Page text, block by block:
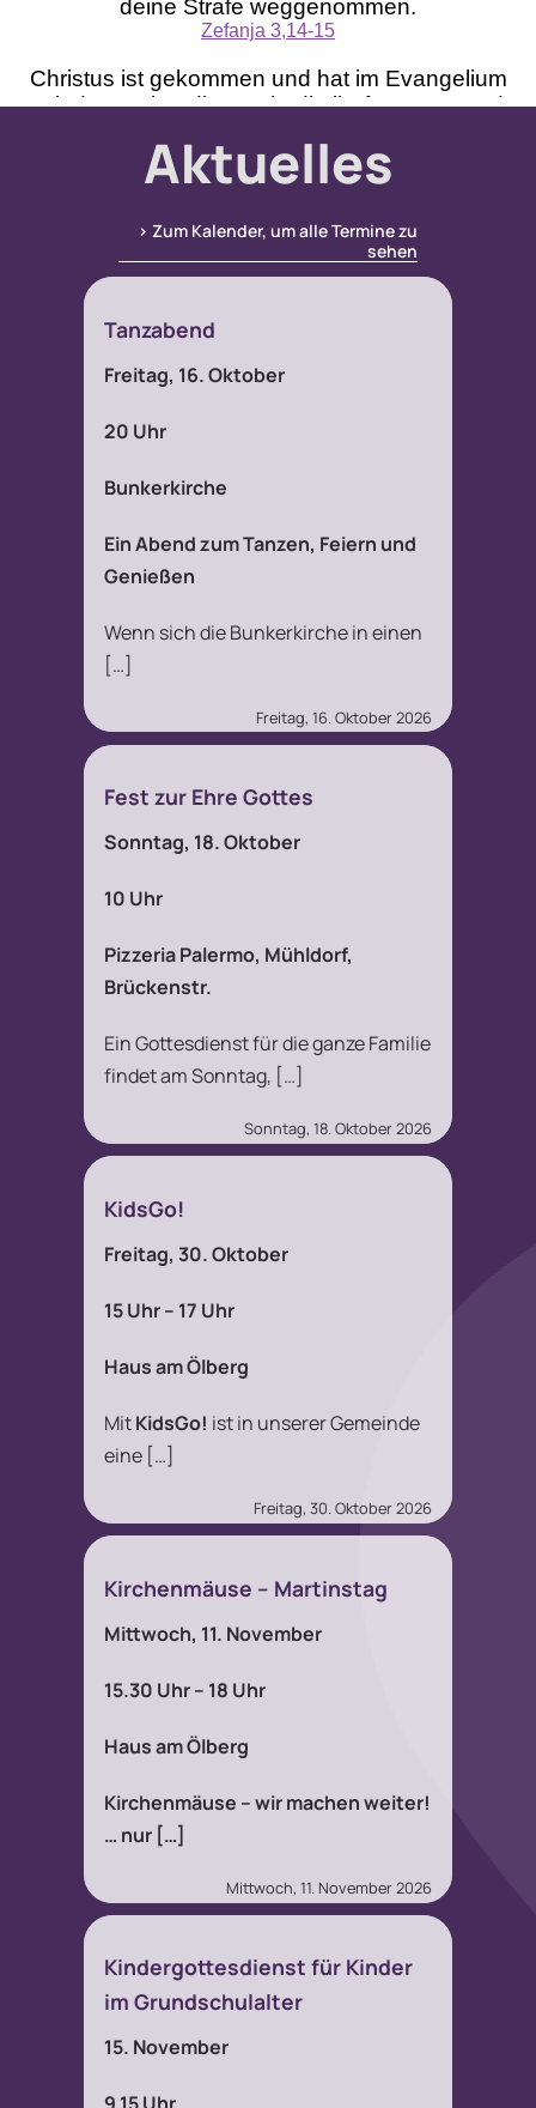
Mitarbeiterplan
Kontakt
Alphakurs
Aktuelles
> Zum Kalender, um alle Termine zu
sehen
Tanzabend
Freitag, 16. Oktober
20 Uhr
Bunkerkirche
Ein Abend zum Tanzen, Feiern und
Genießen
Wenn sich die Bunkerkirche in einen
[…]
Freitag, 16. Oktober 2026
Fest zur Ehre Gottes
Sonntag, 18. Oktober
10 Uhr
Pizzeria Palermo, Mühldorf,
Brückenstr.
Ein Gottesdienst für die ganze Familie
findet am Sonntag, […]
Sonntag, 18. Oktober 2026
KidsGo!
Freitag, 30. Oktober
15 Uhr – 17 Uhr
Haus am Ölberg
MitKidsGo! ist in unserer Gemeinde
eine […]
Freitag, 30. Oktober 2026
Kirchenmäuse – Martinstag
Mittwoch, 11. November
15.30 Uhr – 18 Uhr
Haus am Ölberg
Kirchenmäuse – wir machen weiter!
… nur […]
Mittwoch, 11. November 2026
Kindergottesdienst für Kinder
im Grundschulalter
15. November